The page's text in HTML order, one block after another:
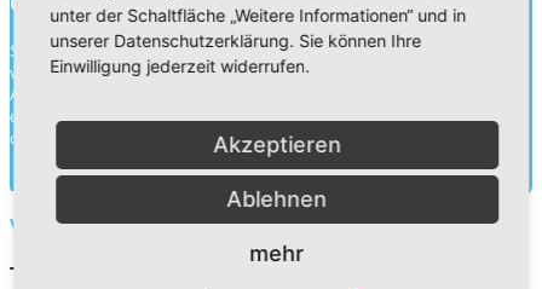
Schule ist mehr als Wissensvermittlung. Durch die Zusammenarbeit
von Schülern, Lehrern und Eltern gehen wir an unseren
Adventistischen Bekenntnisschulen eine Erziehungspartnerschaft
ein. Neben der Wissensvermittlung legen wir ebenso Wert auf die
charakterliche Entwick...
Mehr herausfinden
Vorschüler
Termine
unter der Schaltfläche „Weitere Informationen“ und in
unserer Datenschutzerklärung. Sie können Ihre
Einwilligung jederzeit widerrufen.
Akzeptieren
Ablehnen
mehr